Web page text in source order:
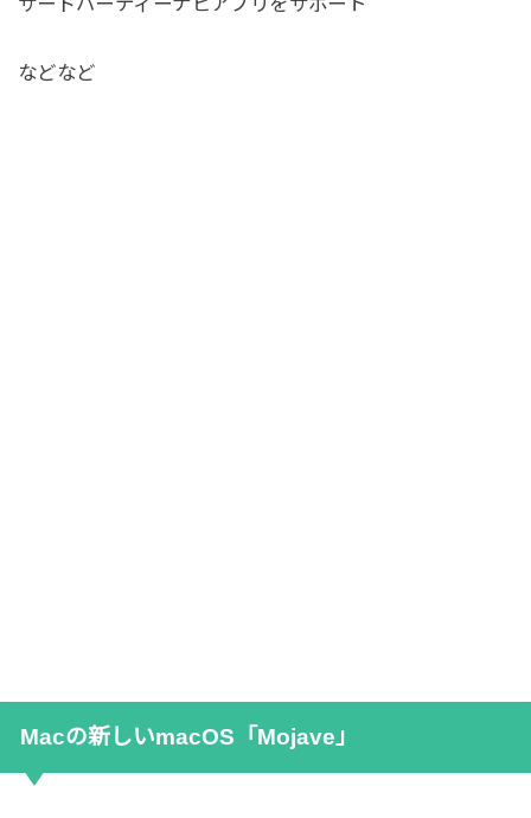
などなど
Macの新しいmacOS「Mojave」